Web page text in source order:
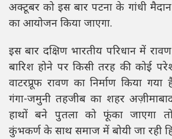
अक्टूबर को इस बार पटना के गांधी
का आयोजन किया जाएगा.
इस बार दक्षिण भारतीय परिधान में
बारिश होने पर किसी तरह की कोई
वाटरप्रूफ रावण का निर्माण किया
गंगा-जमुनी तहजीब का शहर
हाथों बने पुतला को फूंका जाएगा
कुंभकर्ण के साथ समाज में बोयी जा रही